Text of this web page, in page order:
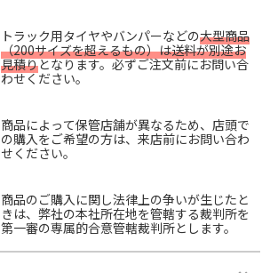
トラック用タイヤやバンパーなどの大型商品
（200サイズを超えるもの）は送料が別途お
見積りとなります。必ずご注文前にお問い合
わせください。
商品によって保管店舗が異なるため、店頭で
の購入をご希望の方は、来店前にお問い合わ
せください。
商品のご購入に関し法律上の争いが生じたと
きは、弊社の本社所在地を管轄する裁判所を
第一審の専属的合意管轄裁判所とします。